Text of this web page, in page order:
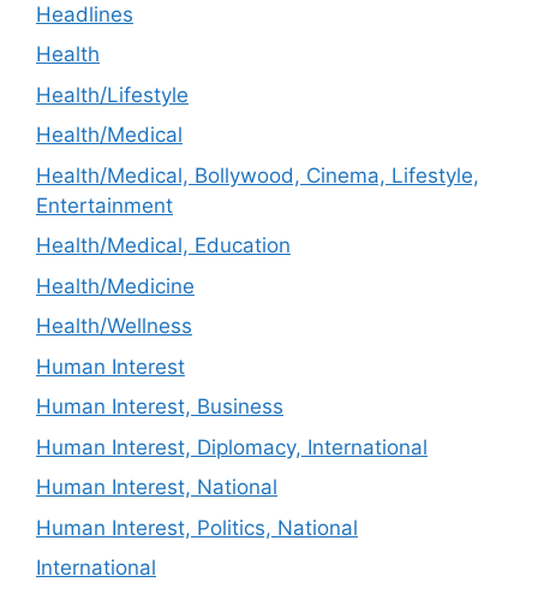
Headlines
Health
Health/Lifestyle
Health/Medical
Health/Medical, Bollywood, Cinema, Lifestyle,
Entertainment
Health/Medical, Education
Health/Medicine
Health/Wellness
Human Interest
Human Interest, Business
Human Interest, Diplomacy, International
Human Interest, National
Human Interest, Politics, National
International